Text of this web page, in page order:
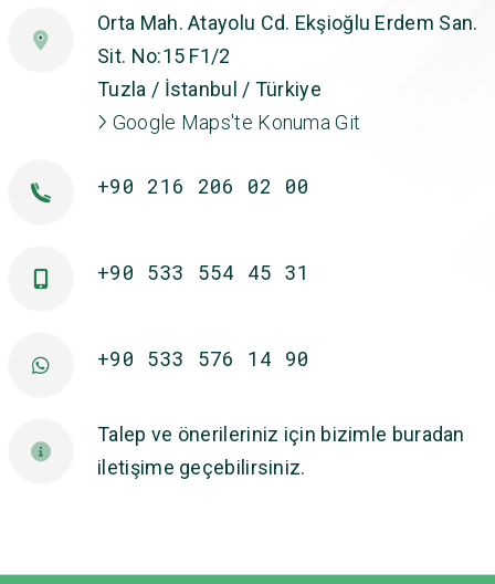
Orta Mah. Atayolu Cd. Ekşioğlu Erdem San.
Sit. No:15 F1/2
Tuzla / İstanbul / Türkiye
Google Maps'te Konuma Git
+90 216 206 02 00
+90 533 554 45 31
+90 533 576 14 90
Talep ve önerileriniz için bizimle buradan
iletişime geçebilirsiniz.